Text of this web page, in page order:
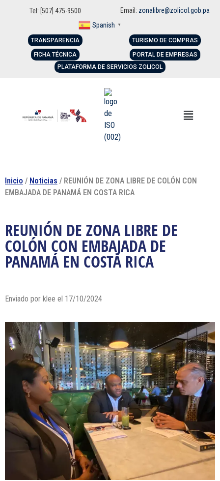
Tel: [507] 475-9500 Email: zonalibre@zolicol.gob.pa
Spanish ▼
TRANSPARENCIA
FICHA TÉCNICA
TURISMO DE COMPRAS
PORTAL DE EMPRESAS
PLATAFORMA DE SERVICIOS ZOLICOL
Inicio / Noticias / REUNIÓN DE ZONA LIBRE DE COLÓN CON
EMBAJADA DE PANAMÁ EN COSTA RICA
REUNIÓN DE ZONA LIBRE DE
COLÓN CON EMBAJADA DE
PANAMÁ EN COSTA RICA
Enviado por klee el 17/10/2024